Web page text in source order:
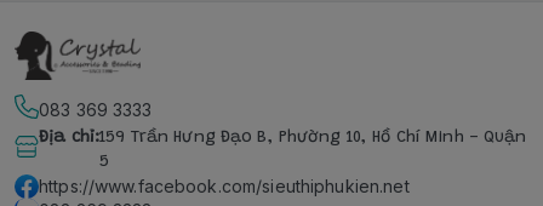
083 369 3333
Địa chỉ:159 Trần Hưng Đạo B, Phường 10, Hồ Chí Minh - Quận
5
https://www.facebook.com/sieuthiphukien.net